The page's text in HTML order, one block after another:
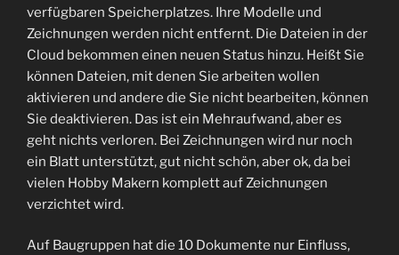
verfügbaren Speicherplatzes. Ihre Modelle und
Zeichnungen werden nicht entfernt. Die Dateien in der
Cloud bekommen einen neuen Status hinzu. Heißt Sie
können Dateien, mit denen Sie arbeiten wollen
aktivieren und andere die Sie nicht bearbeiten, können
Sie deaktivieren. Das ist ein Mehraufwand, aber es
geht nichts verloren. Bei Zeichnungen wird nur noch
ein Blatt unterstützt, gut nicht schön, aber ok, da bei
vielen Hobby Makern komplett auf Zeichnungen
verzichtet wird.
Auf Baugruppen hat die 10 Dokumente nur Einfluss,